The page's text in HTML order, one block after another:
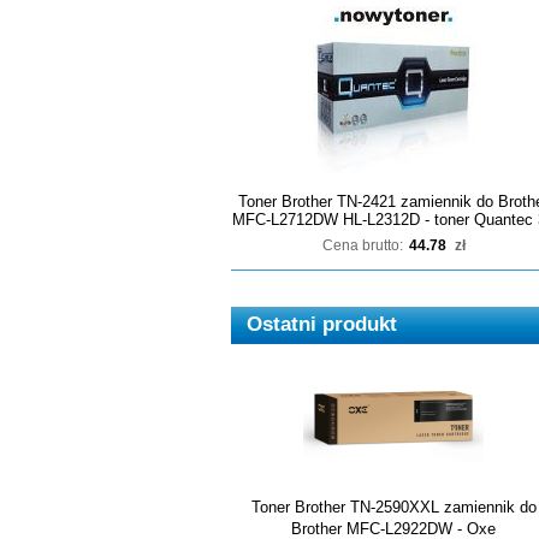
Toner Brother TN-2421 zamiennik do
MFC-L2712DW HL-L2312D - toner Quantec
Cena brutto: 44.78 zł
Ostatni produkt
Toner Brother TN-2590XXL zamiennik do
Brother MFC-L2922DW - Oxe